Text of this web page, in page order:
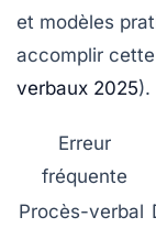
et modèles
accomplir
verbaux 2025).
Erreur
fréquente
Procès-verbal